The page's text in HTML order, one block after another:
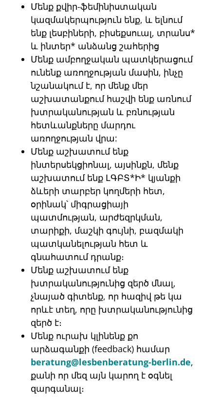
Մենք քվիր-ֆեմինիստական
կազմակերպություն ենք, և ելնում
ենք լեսբիների, բիսեքսուալ, տրանս*
և ինտեր* անձանց շահերից
Մենք ամբողջական պատկերացում
ունենք առողջության մասին, ինչը
նշանակում է, որ մենք մեր
աշխատանքում հաշվի ենք առնում
խտրականության և բռնության
հետևանքները մարդու
առողջության վրա:
Մենք աշխատում ենք
ինտերսեկցիոնալ, այսինքն, մենք
աշխատում ենք ԼԳԲՏ*Ի* կյանքի
ձևերի տարբեր կողմերի հետ,
օրինակ՝ միգրացիայի
պատմության, արժեզրկման,
տարիքի, մաշկի գույնի, բազմակի
պատկանելության հետ և
գնահատում դրանք։
Մենք աշխատում ենք
խտրականությունից զերծ մնալ,
չնայած գիտենք, որ հազիվ թե կա
որևէ տեղ, որը խտրականությունից
զերծ է։
Մենք ուրախ կլինենք քո
արձագանքի (feedback) համար
beratung@lesbenberatung-berlin.de,
քանի որ մեզ այն կարող է օգնել
զարգանալ։